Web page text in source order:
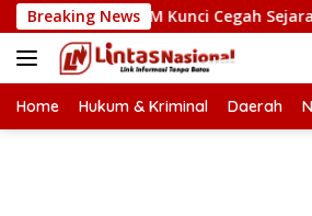
Langsung
ke
konten
Breaking News
HAM Kunci Cegah Sejarah
Home Hukum & Kriminal Daerah